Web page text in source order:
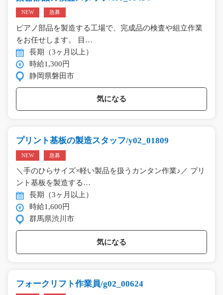
NEW 急募
ピアノ部品を製造する工場で、完成品の検査や組立作業
をお任せします。 目…
長期（3ヶ月以上）
時給1,300円
静岡県磐田市
気になる
プリント基板の製造スタッフ/y02_01809
NEW 急募
＼手のひらサイズ×軽い製品を扱うカンタン作業♪／ プリ
ント基板を製造する…
長期（3ヶ月以上）
時給1,600円
群馬県渋川市
気になる
フォークリフト作業員/g02_00624